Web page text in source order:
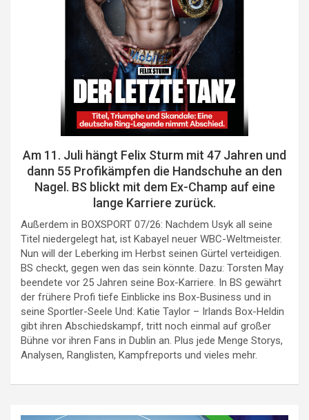
Am 11. Juli hängt Felix Sturm mit 47 Jahren und
dann 55 Profikämpfen die Handschuhe an den
Nagel. BS blickt mit dem Ex-Champ auf eine
lange Karriere zurück.
Außerdem in BOXSPORT 07/26: Nachdem Usyk all seine
Titel niedergelegt hat, ist Kabayel neuer WBC-Weltmeister.
Nun will der Leberking im Herbst seinen Gürtel verteidigen.
BS checkt, gegen wen das sein könnte. Dazu: Torsten May
beendete vor 25 Jahren seine Box-Karriere. In BS gewährt
der frühere Profi tiefe Einblicke ins Box-Business und in
seine Sportler-Seele Und: Katie Taylor – Irlands Box-Heldin
gibt ihren Abschiedskampf, tritt noch einmal auf großer
Bühne vor ihren Fans in Dublin an. Plus jede Menge Storys,
Analysen, Ranglisten, Kampfreports und vieles mehr.